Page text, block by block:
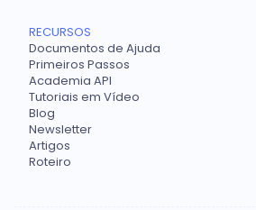
RECURSOS
Documentos de Ajuda
Primeiros Passos
Academia API
Tutoriais em Vídeo
Blog
Newsletter
Artigos
Roteiro